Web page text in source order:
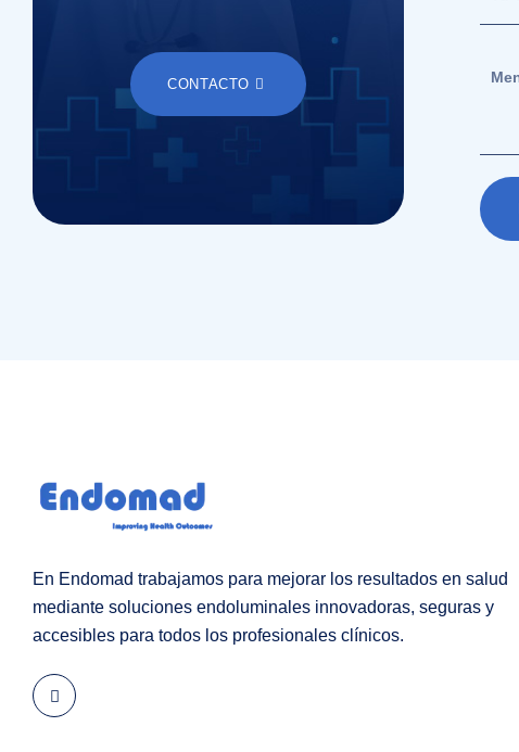
CONTACTO
En Endomad trabajamos para mejorar los resultados en salud
mediante soluciones endoluminales innovadoras, seguras y
accesibles para todos los profesionales clínicos.